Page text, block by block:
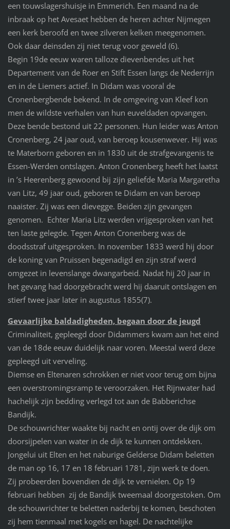
een touwslagershuisje in Emmerich. Een maand na de
inbraak op het Avesaet hebben de heren achter Nijmegen
een kerk beroofd en twee zilveren kelken meegenomen.
Ook daar deinsden zij niet terug voor geweld (6).
Begin 19de eeuw waren talloze dievenbendes uit het
Departement van de Roer en Stift Essen langs de Nederrijn
en in de Liemers actief. In Didam was vooral de
Cronenbergbende bekend. In de omgeving van Kleef kon
men de wildste verhalen van hun euveldaden opvangen.
Deze bende bestond uit 22 personen. Hun leider was Anton
Cronenberg, 24 jaar oud, van beroep kousenwever. Hij was
te Materborn geboren en in 1830 uit de strafgevangenis te
Essen-Werden ontslagen. Anton Cronenberg heeft het laatst
in ’s Heerenberg gewoond bij zijn geliefde Maria Margaretha
van Litz, 49 jaar oud, geboren te Didam en van beroep
naaister. Zij was een dievegge. Beiden zijn gevangen
genomen. Echter Maria Litz werden vrijgesproken van het
ten laste gelegde. Tegen Anton Cronenberg was de
doodsstraf uitgesproken. In november 1833 werd hij door
de koning van Pruissen begenadigd en zijn straf werd
omgezet in levenslange dwangarbeid. Nadat hij 20 jaar in
het gevang had doorgebracht werd hij daaruit ontslagen en
stierf twee jaar later in augustus 1855(7).
Gevaarlijke baldadigheden, begaan door de jeugd
Criminaliteit, gepleegd door Didammers kwam aan het eind
van de 18de eeuw duidelijk naar voren. Meestal werd deze
gepleegd uit verveling.
Diemse en Eltenaren schrokken er niet voor terug om bijna
een overstromingsramp te veroorzaken. Het Rijnwater had
hachelijk zijn bedding verlegd tot aan de Babberichse
Bandijk.
De schouwrichter waakte bij nacht en ontij over de dijk om
doorsijpelen van water in de dijk te kunnen ontdekken.
Jongelui uit Elten en het naburige Gelderse Didam beletten
de man op 16, 17 en 18 februari 1781, zijn werk te doen.
Zij probeerden bovendien de dijk te vernielen. Op 19
februari hebben zij de Bandijk tweemaal doorgestoken. Om
de schouwrichter te beletten naderbij te komen, beschoten
zij hem tienmaal met kogels en hagel. De nachtelijke